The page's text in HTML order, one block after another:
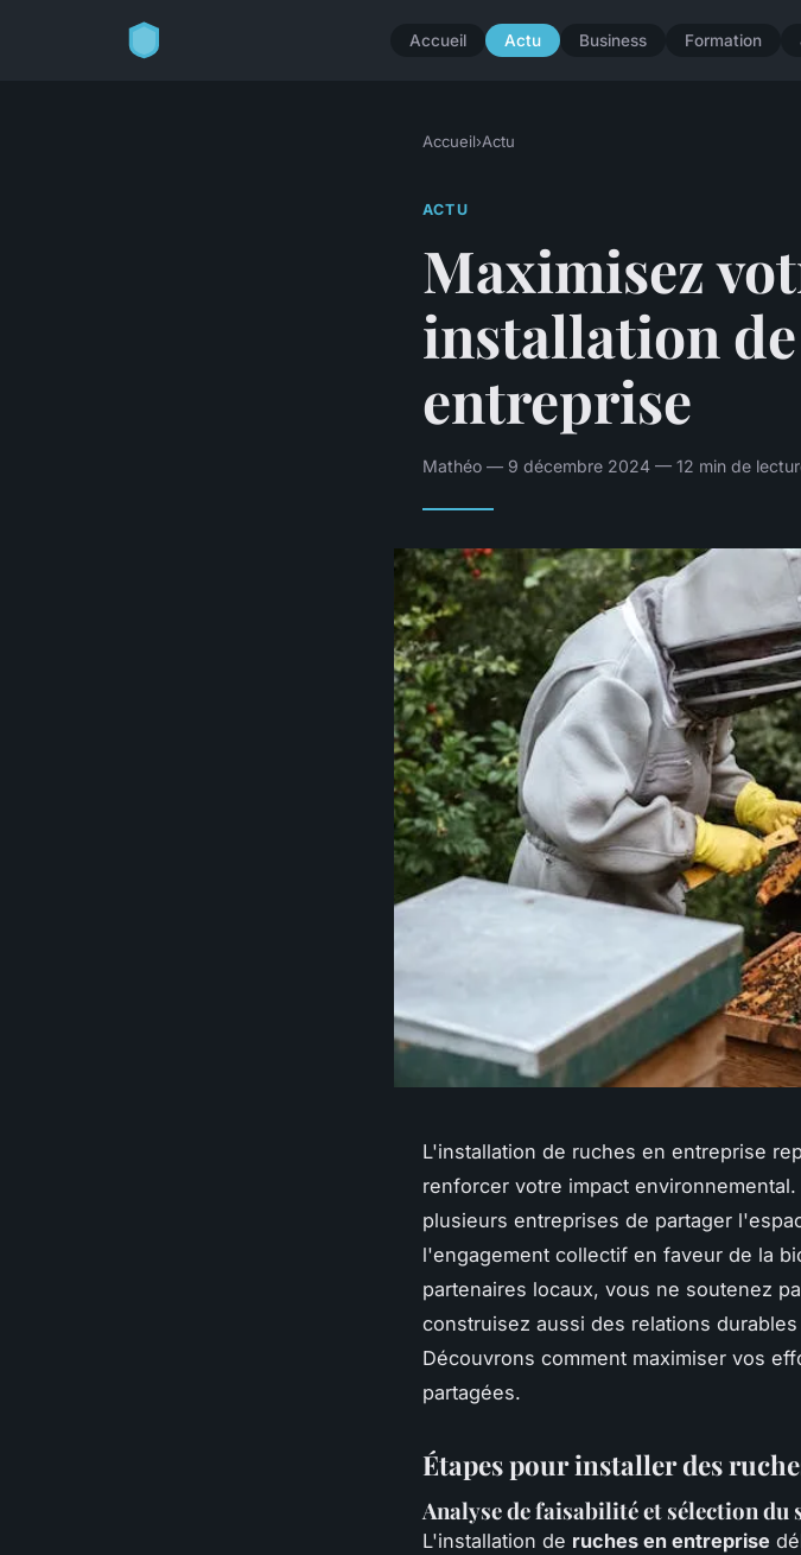
Accueil Actu Business Formation
Accueil›Actu
ACTU
Maximisez
installation
entreprise
Mathéo — 9 décembre 2024 — 12 min de
L'installation de ruches en entreprise
renforcer votre impact
plusieurs entreprises de partager
l'engagement collectif en faveur de la
partenaires locaux, vous ne soutenez
construisez aussi des relations
Découvrons comment maximiser vos
partagées.
Étapes pour installer des
Analyse de faisabilité et sélection du
L'installation de ruches en entreprise